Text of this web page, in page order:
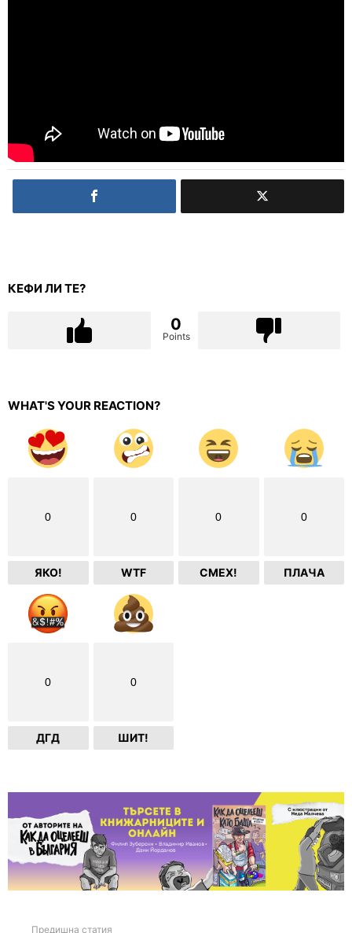
КЕФИ ЛИ ТЕ?
0
Points
WHAT'S YOUR REACTION?
0
ЯКО!
0
WTF
0
СМЕХ!
0
ПЛАЧА
0
ДГД
0
ШИТ!
Предишна статия